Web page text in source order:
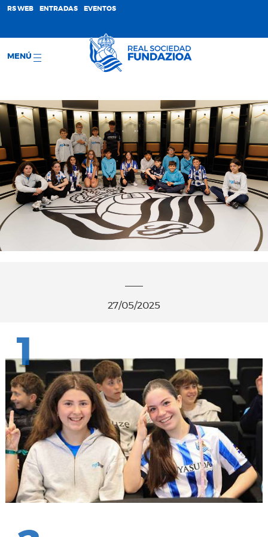
RS WEB ENTRADAS EVENTOS
MENÚ
27/05/2025
1